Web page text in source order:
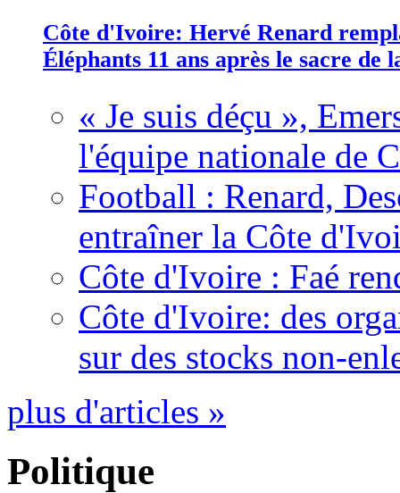
Côte d'Ivoire: Hervé Renard
Éléphants 11 ans après le sacre de
« Je suis déçu »,
l'équipe nationale de
Football : Renard,
entraîner la Côte
Côte d'Ivoire : Faé
Côte d'Ivoire: des
sur des stocks non-
plus d'articles »
Politique